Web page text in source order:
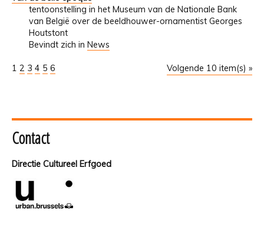
tentoonstelling in het Museum van de Nationale Bank
van België over de beeldhouwer-ornamentist Georges
Houtstont
Bevindt zich in News
Volgende 10 item(s) »
1 2 3 4 5 6
Contact
Directie Cultureel Erfgoed